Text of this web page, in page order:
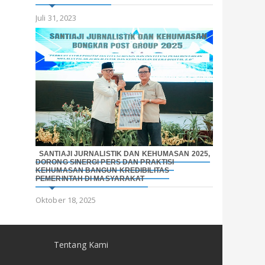
Juli 31, 2023
SANTIAJI JURNALISTIK DAN KEHUMASAN 2025,
DORONG SINERGI PERS DAN PRAKTISI
KEHUMASAN BANGUN KREDIBILITAS
PEMERINTAH DI MASYARAKAT
Oktober 18, 2025
Tentang Kami